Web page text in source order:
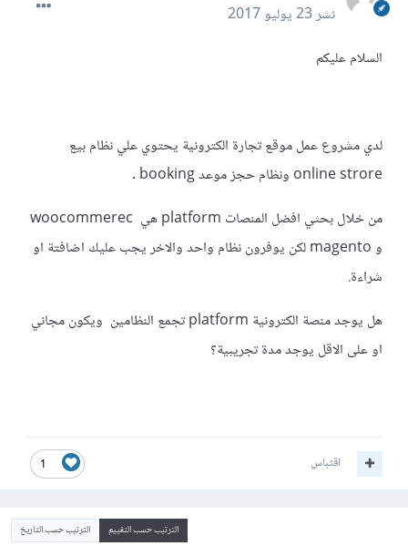
نشر23 يوليو 2017
السلام عليكم
لدي مشروع عمل موقع تجارة الكترونية يحتوي علي نظام بيع
online strore ونظام حجز موعد booking .
من خلال بحثي افضل المنصات platform هي woocommerec
و magento لكن يوفرون نظام واحد والاخر يجب عليك اضافتة او
شراءة.
هل يوجد منصة الكترونية platform تجمع النظامين ويكون مجاني
او على الاقل يوجد مدة تجريبية؟
1 اقتباس
الترتيب حسب التقييم الترتيب حسب التاريخ